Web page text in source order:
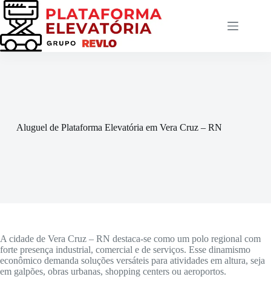
Pular
para
conteúdo
Aluguel de Plataforma Elevatória em Vera Cruz – RN
A cidade de Vera Cruz – RN destaca-se como um polo regional com
forte presença industrial, comercial e de serviços. Esse dinamismo
econômico demanda soluções versáteis para atividades em altura, seja
em galpões, obras urbanas, shopping centers ou aeroportos.